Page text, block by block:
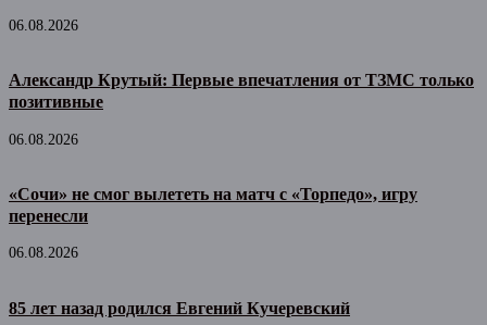
06.08.2026
Александр Крутый: Первые впечатления от ТЗМС только
позитивные
06.08.2026
«Сочи» не смог вылететь на матч с «Торпедо», игру
перенесли
06.08.2026
85 лет назад родился Евгений Кучеревский